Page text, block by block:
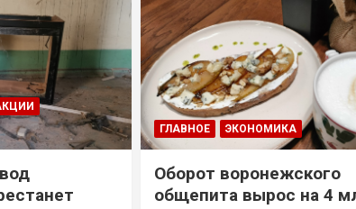
ГЛАВНОЕ ЭКОНОМИКА
Оборот воронежского
общепита вырос на 4